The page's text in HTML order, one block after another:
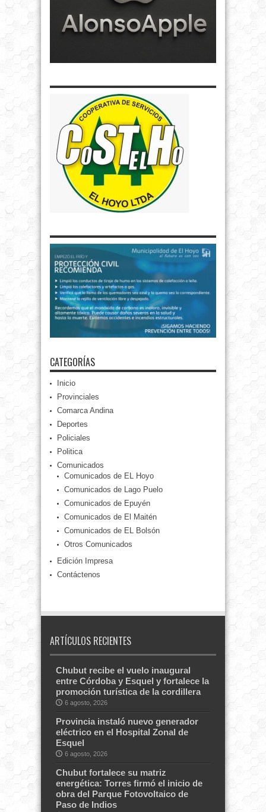
CATEGORÍAS
Inicio
Provinciales
Comarca Andina
Deportes
Policiales
Politica
Comunicados
Comunicados de EL Hoyo
Comunicados de Lago Puelo
Comunicados de Epuyén
Comunicados de El Maitén
Comunicados de EL Bolsón
Otros Comunicados
Edición Impresa
Contáctenos
ARTÍCULOS RECIENTES
Chubut recibe el vuelo inaugural
entre Córdoba y Esquel y fortalece la
promoción turística de la cordillera
6 agosto, 2026
Provincia instaló nuevo generador
eléctrico en el Hospital Zonal de
Esquel
6 agosto, 2026
Chubut fortalece su matriz
energética: Torres firmó el inicio de
obra del Parque Fotovoltaico de
Paso de Indios